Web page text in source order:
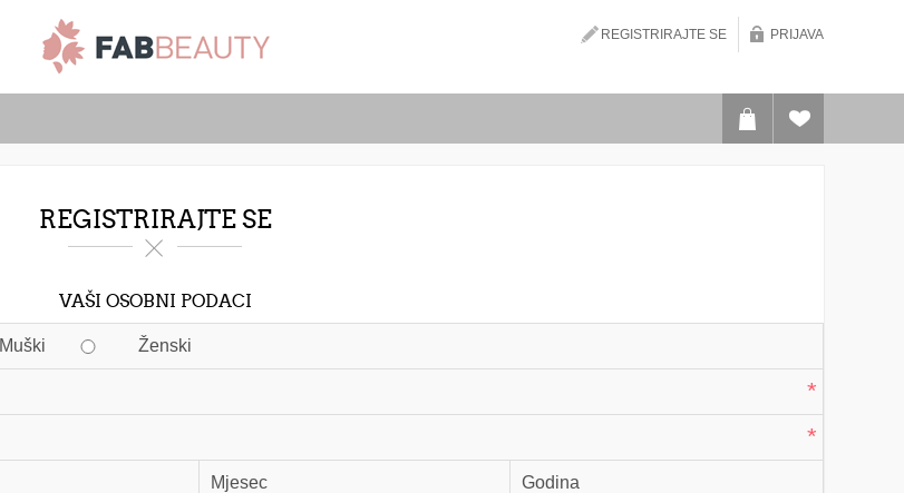
REGISTRIRAJTE SE PRIJAVA
REGISTRIRAJTE SE
VAŠI OSOBNI PODACI
Muški Ženski
*
*